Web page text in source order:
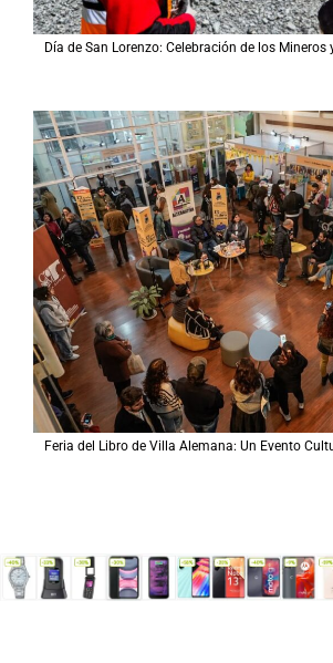
Día de San Lorenzo: Celebración de los Mineros
Feria del Libro de Villa Alemana: Un Evento